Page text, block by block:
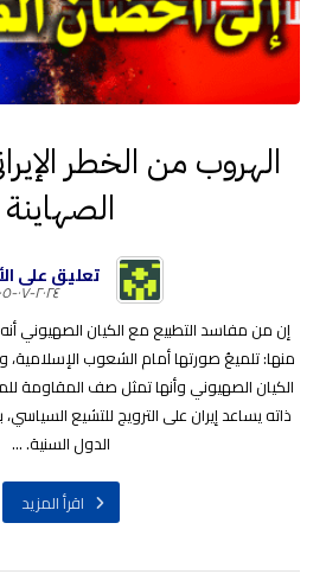
الهروب من الخطر
الصهاينة
تعليق على
٢٠٢٤-٠٧-٠٥
إن من مفاسد التطبيع مع الكيان الصهيوني
منها: تلميعُ صورتها أمام الشعوب
الكيان الصهيوني وأنها تمثل صف المقاومة
ذاته يساعد إيران على الترويج للتشيع
الدول السنية. ...
اقرأ المزيد